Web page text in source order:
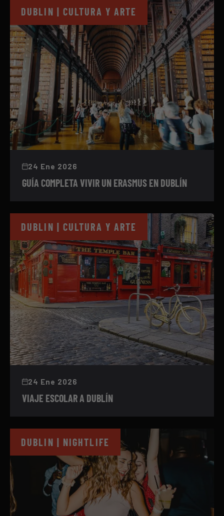
DUBLIN | CULTURA Y ARTE
24 Ene 2026
GUÍA COMPLETA VIVIR UN ERASMUS EN DUBLÍN
DUBLIN | CULTURA Y ARTE
24 Ene 2026
VIAJE ESCOLAR A DUBLÍN
DUBLIN | NIGHTLIFE